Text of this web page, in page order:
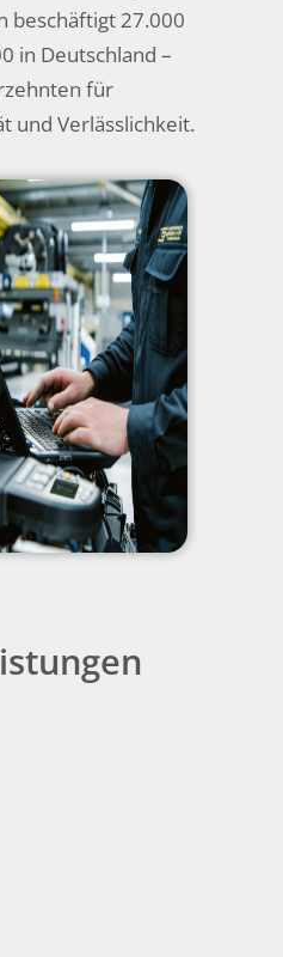
beschäftigt 27.000
in Deutschland –
für
und Verlässlichkeit.